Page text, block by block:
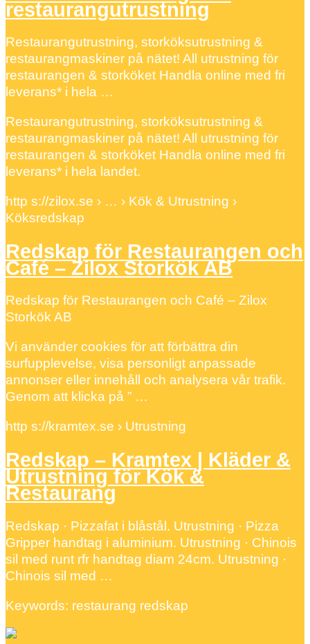
restaurangutrustning
Restaurangutrustning, storköksutrustning &
restaurangmaskiner på nätet! All utrustning för
restaurangen & storköket Handla online med fri
leverans* i hela …
Restaurangutrustning, storköksutrustning &
restaurangmaskiner på nätet! All utrustning för
restaurangen & storköket Handla online med fri
leverans* i hela landet.
http s://zilox.se › … › Kök & Utrustning ›
Köksredskap
Redskap för Restaurangen och
Café – Zilox Storkök AB
Redskap för Restaurangen och Café – Zilox
Storkök AB
Vi använder cookies för att förbättra din
surfupplevelse, visa personligt anpassade
annonser eller innehåll och analysera vår trafik.
Genom att klicka på ” …
http s://kramtex.se › Utrustning
Redskap – Kramtex | Kläder &
Utrustning för Kök &
Restaurang
Redskap · Pizzafat i blåstål. Utrustning · Pizza
Gripper handtag i aluminium. Utrustning · Chinois
sil med runt rfr handtag diam 24cm. Utrustning ·
Chinois sil med …
Keywords: restaurang redskap